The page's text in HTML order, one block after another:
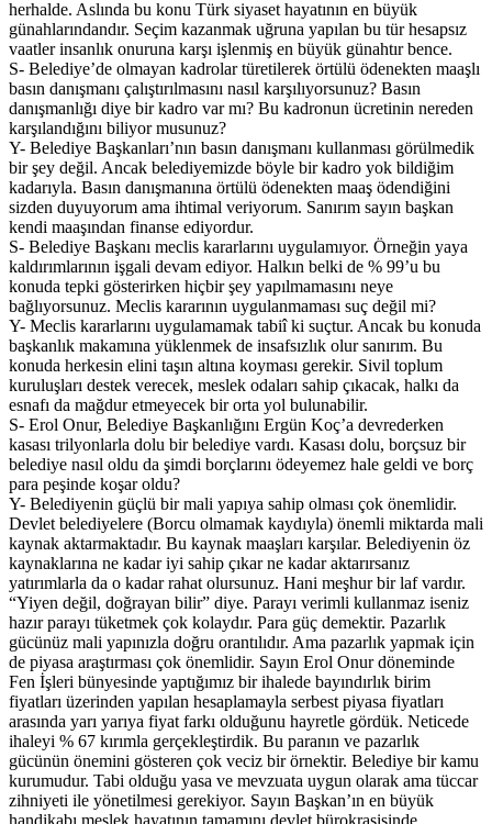
herhalde. Aslında bu konu Türk siyaset hayatının en büyük
günahlarındandır. Seçim kazanmak uğruna yapılan bu tür hesapsız
vaatler insanlık onuruna karşı işlenmiş en büyük günahtır bence.
S- Belediye’de olmayan kadrolar türetilerek örtülü ödenekten maaşlı
basın danışmanı çalıştırılmasını nasıl karşılıyorsunuz? Basın
danışmanlığı diye bir kadro var mı? Bu kadronun ücretinin nereden
karşılandığını biliyor musunuz?
Y- Belediye Başkanları’nın basın danışmanı kullanması görülmedik
bir şey değil. Ancak belediyemizde böyle bir kadro yok bildiğim
kadarıyla. Basın danışmanına örtülü ödenekten maaş ödendiğini
sizden duyuyorum ama ihtimal veriyorum. Sanırım sayın başkan
kendi maaşından finanse ediyordur.
S- Belediye Başkanı meclis kararlarını uygulamıyor. Örneğin yaya
kaldırımlarının işgali devam ediyor. Halkın belki de % 99’u bu
konuda tepki gösterirken hiçbir şey yapılmamasını neye
bağlıyorsunuz. Meclis kararının uygulanmaması suç değil mi?
Y- Meclis kararlarını uygulamamak tabiî ki suçtur. Ancak bu konuda
başkanlık makamına yüklenmek de insafsızlık olur sanırım. Bu
konuda herkesin elini taşın altına koyması gerekir. Sivil toplum
kuruluşları destek verecek, meslek odaları sahip çıkacak, halkı da
esnafı da mağdur etmeyecek bir orta yol bulunabilir.
S- Erol Onur, Belediye Başkanlığını Ergün Koç’a devrederken
kasası trilyonlarla dolu bir belediye vardı. Kasası dolu, borçsuz bir
belediye nasıl oldu da şimdi borçlarını ödeyemez hale geldi ve borç
para peşinde koşar oldu?
Y- Belediyenin güçlü bir mali yapıya sahip olması çok önemlidir.
Devlet belediyelere (Borcu olmamak kaydıyla) önemli miktarda mali
kaynak aktarmaktadır. Bu kaynak maaşları karşılar. Belediyenin öz
kaynaklarına ne kadar iyi sahip çıkar ne kadar aktarırsanız
yatırımlarla da o kadar rahat olursunuz. Hani meşhur bir laf vardır.
“Yiyen değil, doğrayan bilir” diye. Parayı verimli kullanmaz iseniz
hazır parayı tüketmek çok kolaydır. Para güç demektir. Pazarlık
gücünüz mali yapınızla doğru orantılıdır. Ama pazarlık yapmak için
de piyasa araştırması çok önemlidir. Sayın Erol Onur döneminde
Fen İşleri bünyesinde yaptığımız bir ihalede bayındırlık birim
fiyatları üzerinden yapılan hesaplamayla serbest piyasa fiyatları
arasında yarı yarıya fiyat farkı olduğunu hayretle gördük. Neticede
ihaleyi % 67 kırımla gerçekleştirdik. Bu paranın ve pazarlık
gücünün önemini gösteren çok veciz bir örnektir. Belediye bir kamu
kurumudur. Tabi olduğu yasa ve mevzuata uygun olarak ama tüccar
zihniyeti ile yönetilmesi gerekiyor. Sayın Başkan’ın en büyük